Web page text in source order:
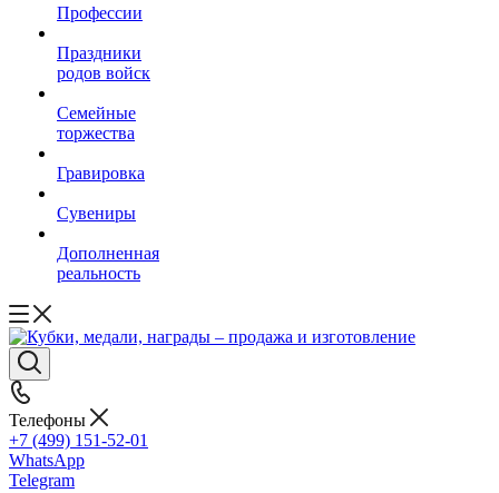
Профессии
Праздники
родов войск
Семейные
торжества
Гравировка
Сувениры
Дополненная
реальность
Телефоны
+7 (499) 151-52-01
WhatsApp
Telegram